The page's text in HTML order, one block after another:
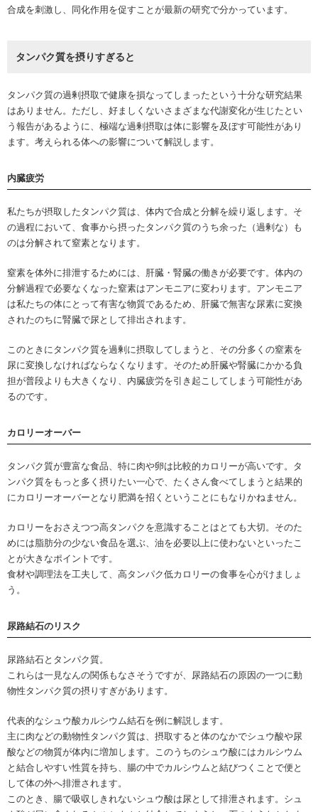
合成を刺激し、同化作用を促すことが最新の研究で分かっています。
タンパク質を摂りすぎると
タンパク質の過剰摂取で健康を損なってしまったという十分な研究結果
はありません。ただし、好ましくないさまざまな代謝変化が生じたとい
う報告があるように、極端な過剰摂取は体に影響を及ぼす可能性があり
ます。考えられる体への影響について解説します。
内臓疲労
私たちが摂取したタンパク質は、体内で合成と分解を繰り返します。そ
の過程において、食事から摂ったタンパク質のうち余った（過剰な）も
のは分解されて窒素となります。
窒素を体外に排泄するためには、肝臓・腎臓の働きが必要です。体内の
分解過程で必要なくなった窒素はアンモニアに変わります。アンモニア
は私たちの体にとって有害な物質であるため、肝臓で無害な尿素に変換
されたのちに腎臓で尿として排出されます。
このときにタンパク質を過剰に摂取してしまうと、その分多くの窒素を
尿に変換しなければならなくなります。そのため肝臓や腎臓にかかる負
担が普段よりも大きくなり、内臓疲労を引き起こしてしまう可能性があ
るのです。
カロリーオーバー
タンパク質が豊富な食品、特に肉や卵は比較的カロリーが高いです。タ
ンパク質をもっと多く摂りたい一心で、たくさん食べてしまうと結果的
にカロリーオーバーとなり肥満を招くということにもなりかねません。
カロリーをおさえつつ高タンパクを意識することはとても大切。そのた
めには脂肪分の少ない食品を選ぶ、油を必要以上に使わないといったこ
とが大きなポイントです。
食材や調理法を工夫して、高タンパク低カロリーの食事を心がけましょ
う。
尿路結石のリスク
尿路結石とタンパク質。
これらは一見なんの関係もなさそうですが、尿路結石の原因の一つに動
物性タンパク質の摂りすぎがあります。
代表的なシュウ酸カルシウム結石を例に解説します。
主に肉などの動物性タンパク質は、摂取すると体のなかでシュウ酸や尿
酸などの物質が体内に増加します。このうちのシュウ酸にはカルシウム
と結合しやすい性質を持ち、腸の中でカルシウムと結びつくことで便と
して体の外へ排泄されます。
このとき、腸で吸収しきれないシュウ酸は尿として排泄されます。シュ